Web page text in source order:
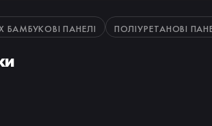
БАМБУКОВІ ПАНЕЛІ ПОЛІУРЕТАНОВІ